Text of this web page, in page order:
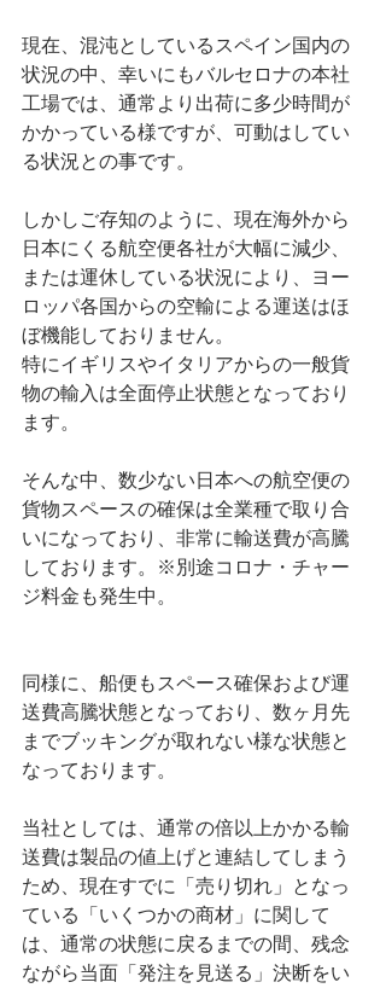
現在、混沌としているスペイン国内の
状況の中、 幸いにもバルセロナの本社
工場では、通常より出荷に多少時間が
かかっている様ですが、可動はしてい
る状況との事です。
しかしご存知のように、現在海外から
日本にくる航空便各社が大幅に減少、
または運休している状況により、ヨー
ロッパ各国からの空輸による運送はほ
ぼ機能しておりません。
特にイギリスやイタリアからの一般貨
物の輸入は全面停止状態となっており
ます。
そんな中、数少ない日本への航空便の
貨物スペースの確保は全業種で取り合
いになっており、非常に輸送費が高騰
しております。※別途コロナ・チャー
ジ料金も発生中。
同様に、船便もスペース確保および運
送費高騰状態となっており、数ヶ月先
までブッキングが取れない様な状態と
なっております。
当社としては、通常の倍以上かかる輸
送費は製品の値上げと連結してしまう
ため、現在すでに「売り切れ」となっ
ている「いくつかの商材」に関して
は、通常の状態に戻るまでの間、残念
ながら当面「発注を見送る」決断をい